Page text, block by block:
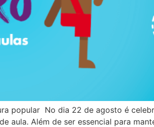
popular No dia 22 de agosto é
aula. Além de ser essencial para